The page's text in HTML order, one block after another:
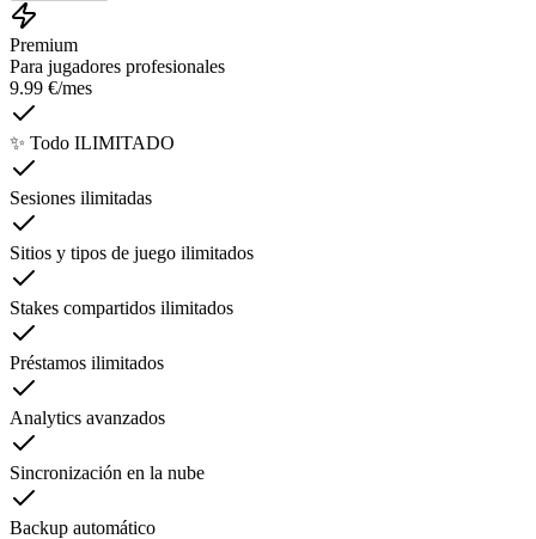
Premium
Para jugadores profesionales
9.99 €/mes
✨ Todo ILIMITADO
Sesiones ilimitadas
Sitios y tipos de juego ilimitados
Stakes compartidos ilimitados
Préstamos ilimitados
Analytics avanzados
Sincronización en la nube
Backup automático